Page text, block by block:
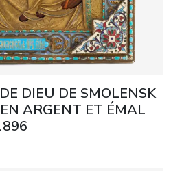
DIEU DE SMOLENSK
ARGENT ET ÉMAL